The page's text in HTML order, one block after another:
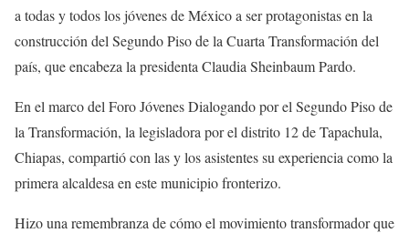
a todas y todos los jóvenes de México a ser protagonistas en la
construcción del Segundo Piso de la Cuarta Transformación del
país, que encabeza la presidenta Claudia Sheinbaum Pardo.
En el marco del Foro Jóvenes Dialogando por el Segundo Piso de
la Transformación, la legisladora por el distrito 12 de Tapachula,
Chiapas, compartió con las y los asistentes su experiencia como la
primera alcaldesa en este municipio fronterizo.
Hizo una remembranza de cómo el movimiento transformador que